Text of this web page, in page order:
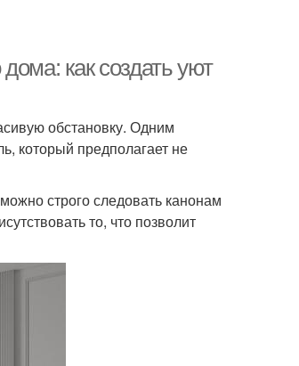
как создать уют
обстановку. Одним
который предполагает не
строго следовать канонам
то, что позволит